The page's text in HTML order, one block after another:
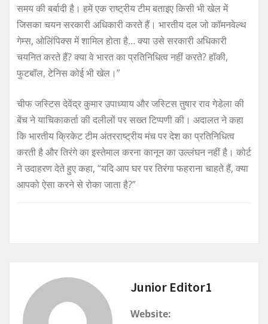
समय की बर्बादी है। हमें एक राष्ट्रीय टीम बताइए किसी भी खेल में
जिसका चयन सरकारी अधिकारी करते हैं। भारतीय दल जो कॉमनवेल्थ
गेम्स, ओलिंपिक्स में शामिल होता है… क्या उसे सरकारी अधिकारी
चयनित करते हैं? क्या वे भारत का प्रतिनिधित्व नहीं करते? हॉकी,
फुटबॉल, टेनिस कोई भी खेल।”
चीफ जस्टिस देवेंद्र कुमार उपाध्याय और जस्टिस तुषार राव गेडेला की
बेंच ने याचिकाकर्ता की दलीलों पर सख्त टिप्पणी की। अदालत ने कहा
कि भारतीय क्रिकेट टीम अंतरराष्ट्रीय मंच पर देश का प्रतिनिधित्व
करती है और तिरंगे का इस्तेमाल करना कानून का उल्लंघन नहीं है। कोर्ट
ने उदाहरण देते हुए कहा, “यदि आप घर पर तिरंगा फहराना चाहते हैं, क्या
आपको ऐसा करने से रोका जाता है?”
Junior Editor1
Website: